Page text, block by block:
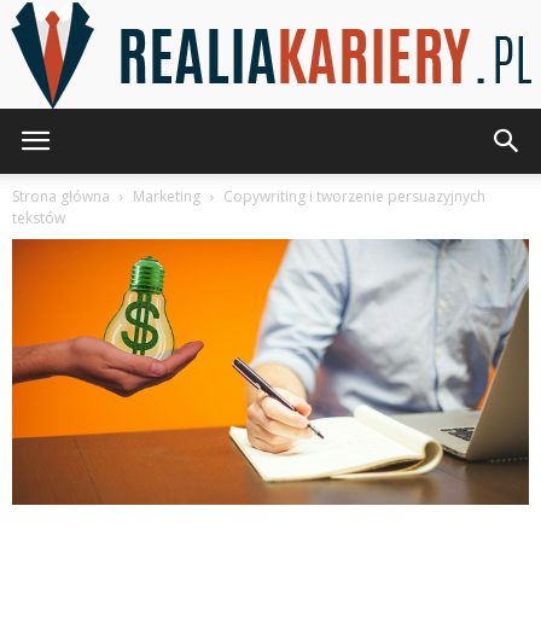
Strona główna Marketing
Copywriting i tworzenie persuazyjnych
tekstów